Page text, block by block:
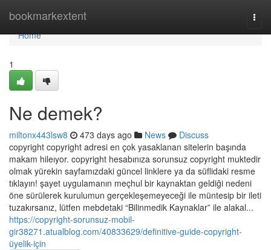
bookmarkextent
Home
Home
1
Ne demek?
miltonx443lsw8 473 days ago News
Discuss
copyright copyright adresi en çok yasaklanan sitelerin başında
makam hileıyor. copyright hesabınıza sorunsuz copyright muktedir
olmak yürekin sayfamızdaki güncel linklere ya da süflidaki resme
tıklayın! şayet uygulamanın meçhul bir kaynaktan geldiği nedeni
öne sürülerek kurulumun gerçekleşemeyeceği ile müntesip bir ileti
tuzakırsanız, lütfen mebdetaki “Bilinmedik Kaynaklar” ile alakal...
https://copyright-sorunsuz-mobil-
gir38271.atualblog.com/40833629/definitive-guide-copyright-
üyelik-için